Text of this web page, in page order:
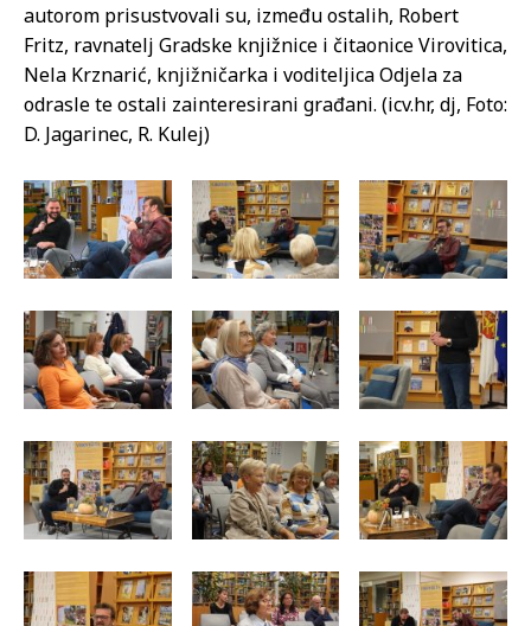
autorom prisustvovali su, između ostalih, Robert
Fritz, ravnatelj Gradske knjižnice i čitaonice Virovitica,
Nela Krznarić, knjižničarka i voditeljica Odjela za
odrasle te ostali zainteresirani građani. (icv.hr, dj, Foto:
D. Jagarinec, R. Kulej)